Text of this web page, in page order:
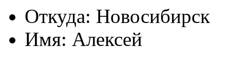
Откуда: Новосибирск
Имя: Алексей